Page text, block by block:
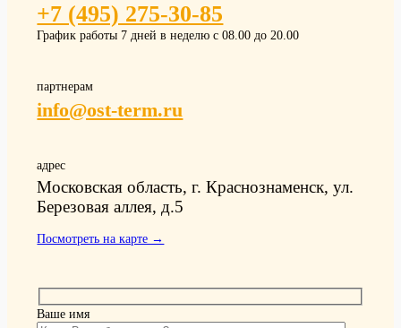
+7 (495) 275-30-85
График работы 7 дней в неделю с 08.00 до 20.00
партнерам
info@ost-term.ru
адрес
Московская область, г. Краснознаменск, ул.
Березовая аллея, д.5
Посмотреть на карте →
Ваше имя